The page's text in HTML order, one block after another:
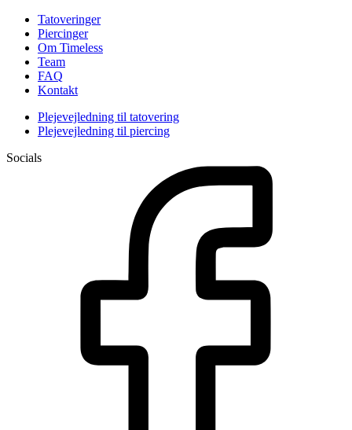
Tatoveringer
Piercinger
Om Timeless
Team
FAQ
Kontakt
Plejevejledning til tatovering
Plejevejledning til piercing
Socials